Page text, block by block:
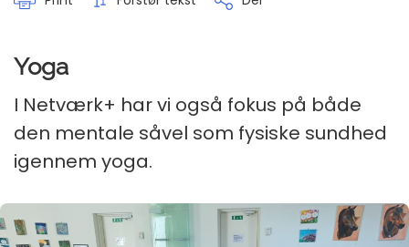
Yoga
I Netværk+ har vi også fokus på både
den mentale såvel som fysiske sundhed
igennem yoga.